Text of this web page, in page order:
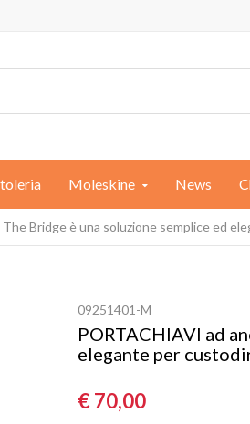
Moleskine News
Bridge è una soluzione semplice ed
09251401-M
PORTACHIAVI ad
elegante per
€ 70,00